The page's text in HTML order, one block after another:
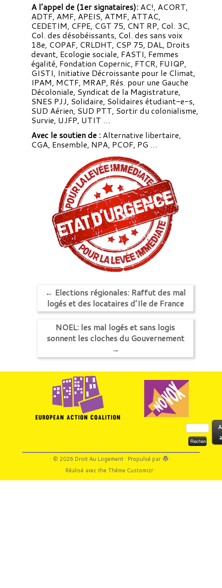
A l’appel de (1er signataires):AC!, ACORT,
ADTF, AMF, APEIS, ATMF, ATTAC,
CEDETIM, CFPE, CGT 75, CNT RP, Col. 3C,
Col. des désobéissants, Col. des sans voix
18e, COPAF, CRLDHT, CSP 75, DAL, Droits
devant, Ecologie sociale, FASTI, Femmes
égalité, Fondation Copernic, FTCR, FUIQP,
GISTI, Initiative Décroissante pour le Climat,
IPAM, MCTF, MRAP, Rés. pour une Gauche
Décoloniale, Syndicat de la Magistrature,
SNES PJJ, Solidaire, Solidaires étudiant-e-s,
SUD Aérien, SUD PTT, Sortir du colonialisme,
Survie, UJFP, UTIT …
Avec le soutien de : Alternative libertaire,
CGA, Ensemble, NPA, PCOF, PG …
← Elections régionales: Raffut des mal
logés et des locataires d’Ile de France
NOEL: les mal logés et sans logis
sonnent les cloches du Gouvernement
→
Rechercher :
· © 2026 Droit Au Logement· Propulsé par
·
Réalisé avec theThème Customizr·